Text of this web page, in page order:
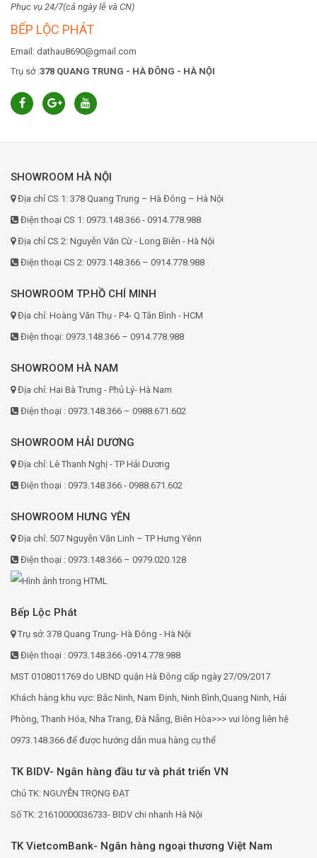
Phục vụ 24/7(cả ngày lễ và CN)
BẾP LỘC PHÁT
Email: dathau8690@gmail.com
Trụ sở :378 QUANG TRUNG - HÀ ĐÔNG - HÀ NỘI
SHOWROOM HÀ NỘI
Địa chỉ CS 1: 378 Quang Trung – Hà Đông – Hà Nội
Điện thoại CS 1: 0973.148.366 - 0914.778.988
Địa chỉ CS 2: Nguyễn Văn Cừ - Long Biên - Hà Nội
Điện thoại CS 2: 0973.148.366 – 0914.778.988
SHOWROOM TP.HỒ CHÍ MINH
Địa chỉ: Hoàng Văn Thụ - P4- Q.Tân Bình - HCM
Điện thoại: 0973.148.366 – 0914.778.988
SHOWROOM HÀ NAM
Địa chỉ: Hai Bà Trưng - Phủ Lý- Hà Nam
Điện thoại : 0973.148.366 – 0988.671.602
SHOWROOM HẢI DƯƠNG
Địa chỉ: Lê Thanh Nghị - TP Hải Dương
Điện thoại : 0973.148.366 - 0988.671.602
SHOWROOM HƯNG YÊN
Địa chỉ: 507 Nguyễn Văn Linh – TP Hưng Yênn
Điện thoại : 0973.148.366 – 0979.020.128
Bếp Lộc Phát
Trụ sở: 378 Quang Trung- Hà Đông - Hà Nội
Điện thoại : 0973.148.366 -0914.778.988
MST 0108011769 do UBND quận Hà Đông cấp ngày 27/09/2017
Khách hàng khu vực: Bắc Ninh, Nam Định, Ninh Bình,Quang Ninh, Hải
Phòng, Thanh Hóa, Nha Trang, Đà Nẵng, Biên Hòa>>> vui lòng liên hệ
0973.148.366 để được hướng dẫn mua hàng cụ thể
TK BIDV- Ngân hàng đầu tư và phát triển VN
Chủ TK: NGUYỄN TRỌNG ĐẠT
Số TK: 21610000036733- BIDV chi nhanh Hà Nội
TK VietcomBank- Ngân hàng ngoại thương Việt Nam